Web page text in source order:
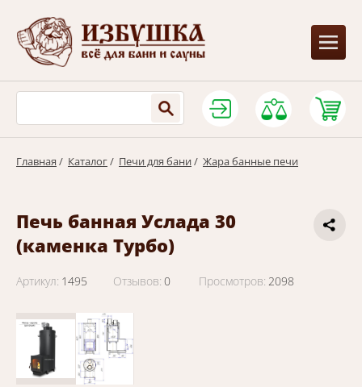
Главная / Каталог/ Печи для бани/ Жара банные печи
Печь банная Услада 30
(каменка Турбо)
Артикул: 1495 Отзывов: 0 Просмотров: 2098